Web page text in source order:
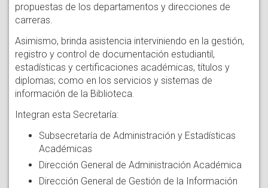
propuestas de los departamentos y direcciones de
carreras.
Asimismo, brinda asistencia interviniendo en la gestión,
registro y control de documentación estudiantil,
estadísticas y certificaciones académicas, títulos y
diplomas; como en los servicios y sistemas de
información de la Biblioteca.
Integran esta Secretaría:
Subsecretaría de Administración y Estadísticas
Académicas
Dirección General de Administración Académica
Dirección General de Gestión de la Información